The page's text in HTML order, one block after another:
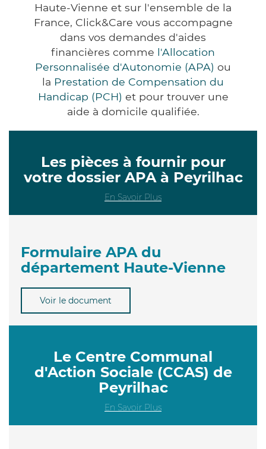
Haute-Vienne et sur l'ensemble de la
France, Click&Care vous accompagne
dans vos demandes d'aides
financières comme l'Allocation
Personnalisée d'Autonomie (APA) ou
la Prestation de Compensation du
Handicap (PCH) et pour trouver une
aide à domicile qualifiée.
Les pièces à fournir pour
votre dossier APA à Peyrilhac
En Savoir Plus
Formulaire APA du
département Haute-Vienne
Voir le document
Le Centre Communal
d'Action Sociale (CCAS) de
Peyrilhac
En Savoir Plus